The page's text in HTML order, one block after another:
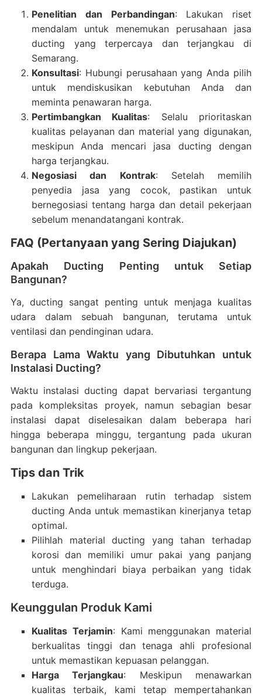
Penelitian dan Perbandingan: Lakukan riset
mendalam untuk menemukan perusahaan jasa
ducting yang terpercaya dan terjangkau di
Semarang.
Konsultasi: Hubungi perusahaan yang Anda pilih
untuk mendiskusikan kebutuhan Anda dan
meminta penawaran harga.
Pertimbangkan Kualitas: Selalu prioritaskan
kualitas pelayanan dan material yang digunakan,
meskipun Anda mencari jasa ducting dengan
harga terjangkau.
Negosiasi dan Kontrak: Setelah memilih
penyedia jasa yang cocok, pastikan untuk
bernegosiasi tentang harga dan detail pekerjaan
sebelum menandatangani kontrak.
FAQ (Pertanyaan yang Sering Diajukan)
Apakah Ducting Penting untuk Setiap
Bangunan?
Ya, ducting sangat penting untuk menjaga kualitas
udara dalam sebuah bangunan, terutama untuk
ventilasi dan pendinginan udara.
Berapa Lama Waktu yang Dibutuhkan untuk
Instalasi Ducting?
Waktu instalasi ducting dapat bervariasi tergantung
pada kompleksitas proyek, namun sebagian besar
instalasi dapat diselesaikan dalam beberapa hari
hingga beberapa minggu, tergantung pada ukuran
bangunan dan lingkup pekerjaan.
Tips dan Trik
Lakukan pemeliharaan rutin terhadap sistem
ducting Anda untuk memastikan kinerjanya tetap
optimal.
Pilihlah material ducting yang tahan terhadap
korosi dan memiliki umur pakai yang panjang
untuk menghindari biaya perbaikan yang tidak
terduga.
Keunggulan Produk Kami
Kualitas Terjamin: Kami menggunakan material
berkualitas tinggi dan tenaga ahli profesional
untuk memastikan kepuasan pelanggan.
Harga Terjangkau: Meskipun menawarkan
kualitas terbaik, kami tetap mempertahankan